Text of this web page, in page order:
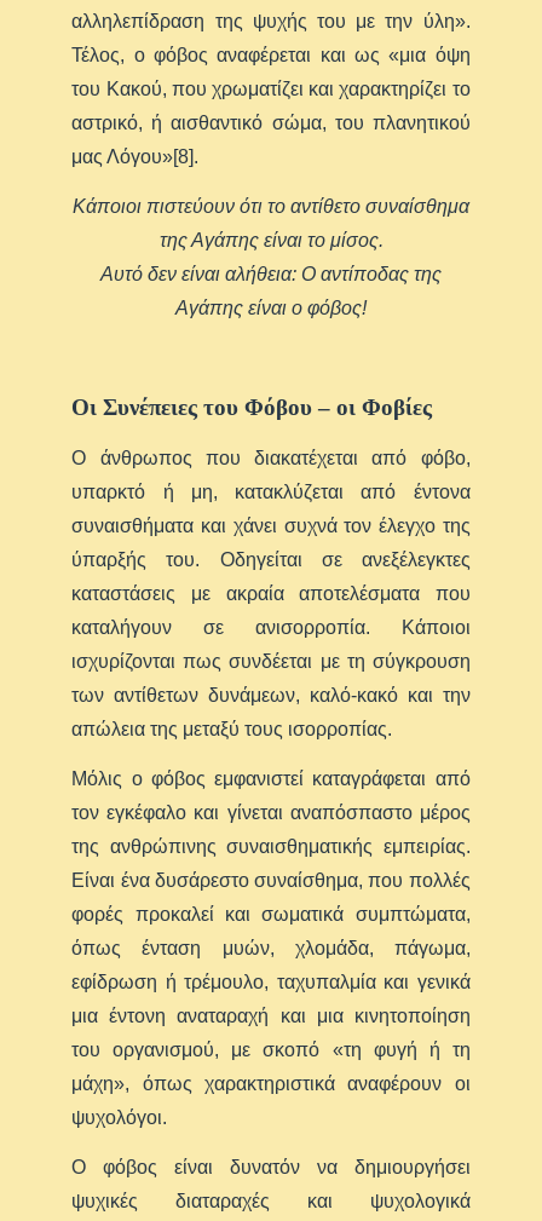
αλληλεπίδραση της ψυχής του με την ύλη».
Τέλος, ο φόβος αναφέρεται και ως «μια όψη
του Κακού, που χρωματίζει και χαρακτηρίζει το
αστρικό, ή αισθαντικό σώμα, του πλανητικού
μας Λόγου»[8].
Κάποιοι πιστεύουν ότι το αντίθετο συναίσθημα
της Αγάπης είναι το μίσος.
Αυτό δεν είναι αλήθεια: Ο αντίποδας της
Αγάπης είναι ο φόβος!
Οι Συνέπειες του Φόβου – οι Φοβίες
Ο άνθρωπος που διακατέχεται από φόβο,
υπαρκτό ή μη, κατακλύζεται από έντονα
συναισθήματα και χάνει συχνά τον έλεγχο της
ύπαρξής του. Οδηγείται σε ανεξέλεγκτες
καταστάσεις με ακραία αποτελέσματα που
καταλήγουν σε ανισορροπία. Κάποιοι
ισχυρίζονται πως συνδέεται με τη σύγκρουση
των αντίθετων δυνάμεων, καλό-κακό και την
απώλεια της μεταξύ τους ισορροπίας.
Μόλις ο φόβος εμφανιστεί καταγράφεται από
τον εγκέφαλο και γίνεται αναπόσπαστο μέρος
της ανθρώπινης συναισθηματικής εμπειρίας.
Είναι ένα δυσάρεστο συναίσθημα, που πολλές
φορές προκαλεί και σωματικά συμπτώματα,
όπως ένταση μυών, χλομάδα, πάγωμα,
εφίδρωση ή τρέμουλο, ταχυπαλμία και γενικά
μια έντονη αναταραχή και μια κινητοποίηση
του οργανισμού, με σκοπό «τη φυγή ή τη
μάχη», όπως χαρακτηριστικά αναφέρουν οι
ψυχολόγοι.
Ο φόβος είναι δυνατόν να δημιουργήσει
ψυχικές διαταραχές και ψυχολογικά